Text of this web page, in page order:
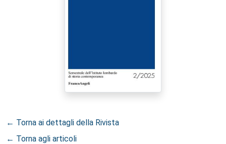
← Torna ai dettagli della Rivista
← Torna agli articoli